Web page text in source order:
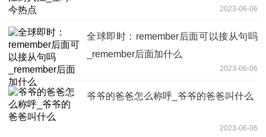
2023-06-06
全球即时：remember后面可以接从句吗
_remember后面加什么
2023-06-06
爷爷的爸爸怎么称呼_爷爷的爸爸叫什么
2023-06-06